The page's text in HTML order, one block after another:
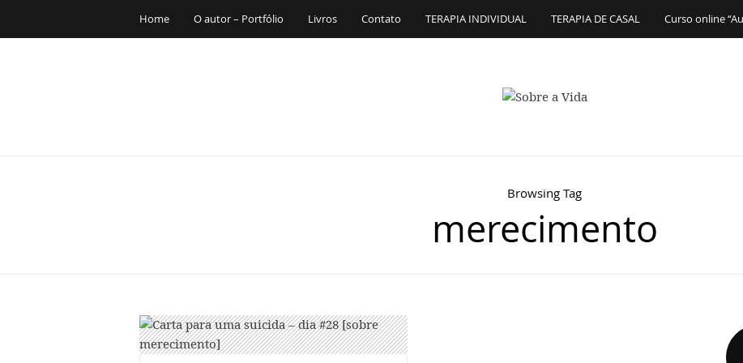
Home O autor – Portfólio Livros Contato TERAPIA INDIVIDUAL TERAPIA DE CASAL Curso online
Browsing Tag
merecimento